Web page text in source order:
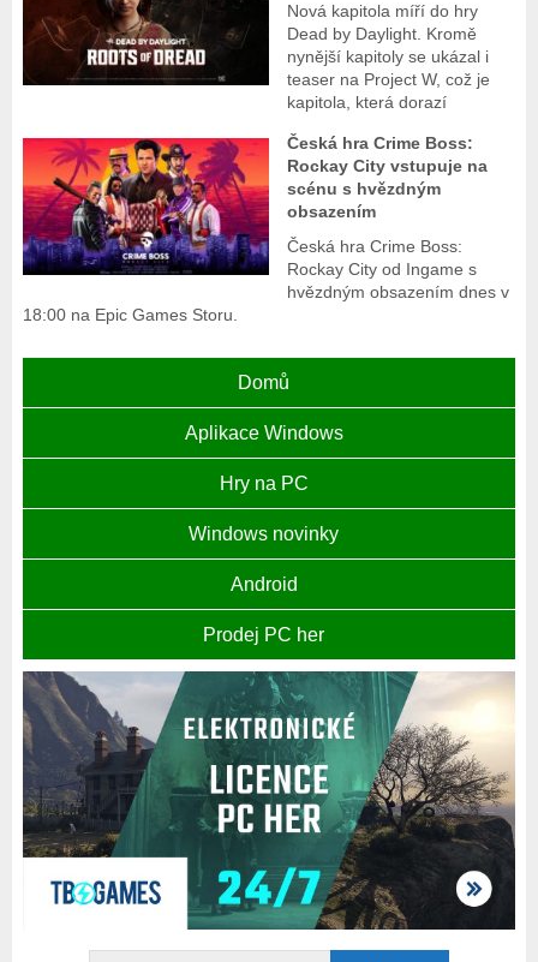
Nová kapitola míří do hry
Dead by Daylight. Kromě
nynější kapitoly se ukázal i
teaser na Project W, což je
kapitola, která dorazí
Česká hra Crime Boss:
Rockay City vstupuje na
scénu s hvězdným
obsazením
Česká hra Crime Boss:
Rockay City od Ingame s
hvězdným obsazením dnes v
18:00 na Epic Games Storu.
Domů
Aplikace Windows
Hry na PC
Windows novinky
Android
Prodej PC her